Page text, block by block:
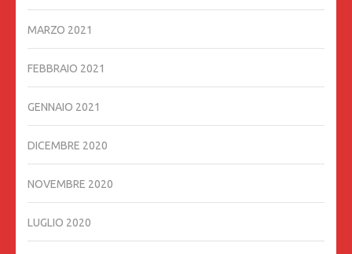
MARZO 2021
FEBBRAIO 2021
GENNAIO 2021
DICEMBRE 2020
NOVEMBRE 2020
LUGLIO 2020